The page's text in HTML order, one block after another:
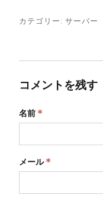
カテゴリー:サーバー
コメントを残す
名前 *
メール*